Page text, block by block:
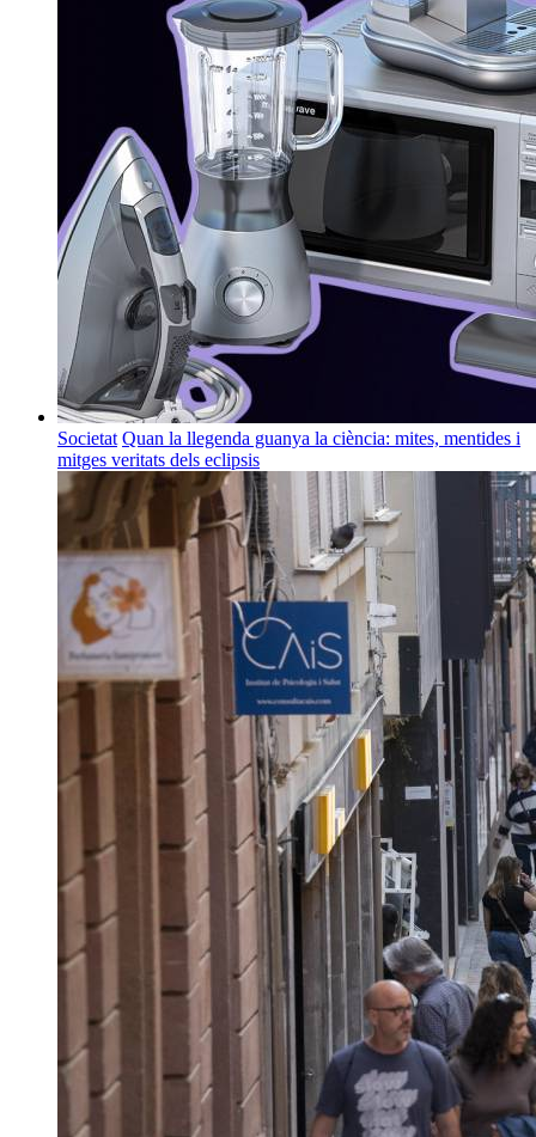
Societat Quan la llegenda guanya la ciència: mites, mentides i
mitges veritats dels eclipsis